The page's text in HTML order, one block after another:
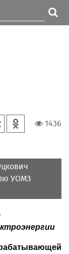
1436
УОМЗ